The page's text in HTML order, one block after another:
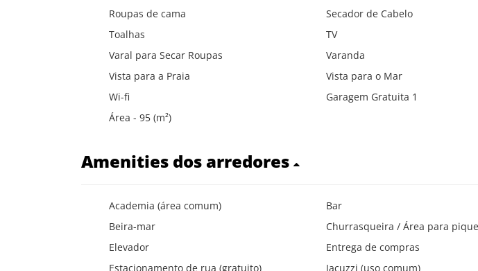
Roupas de cama
Secador de Cabelo
Toalhas
TV
Varal para Secar Roupas
Varanda
Vista para a Praia
Vista para o Mar
Wi-fi
Garagem Gratuita 1
Área - 95 (m²)
Amenities dos arredores
Academia (área comum)
Bar
Beira-mar
Churrasqueira / Área para
Elevador
Entrega de compras
Estacionamento de rua (gratuito)
Jacuzzi (uso comum)